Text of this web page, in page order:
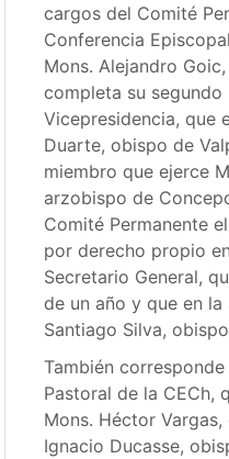
cargos del Comité
Conferencia
Mons. Alejandro
completa su segundo
Vicepresidencia, que
Duarte, obispo de
miembro que ejerce
arzobispo de
Comité Permanente
por derecho propio
Secretario General,
de un año y que en
Santiago Silva,
También
Pastoral de la CECh,
Mons. Héctor
Ignacio Ducasse,